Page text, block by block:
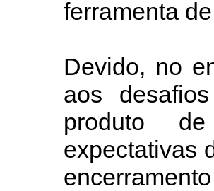
ferramenta
Devido, no
aos
produto
expectativas